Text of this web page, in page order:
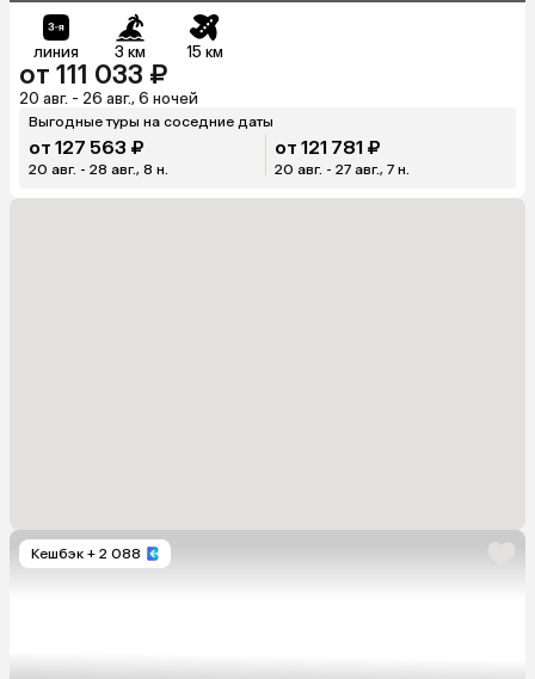
линия 3 км 15 км
от 111 033 ₽
20 авг. - 26 авг., 6 ночей
Выгодные туры на соседние даты
от 127 563 ₽
20 авг. - 28 авг., 8 н.
от 121 781 ₽
20 авг. - 27 авг., 7 н.
Кешбэк + 2 088